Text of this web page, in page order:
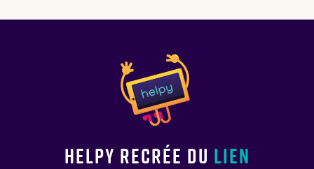
Helpy recrée du lien